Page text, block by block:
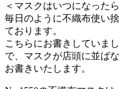
＜マスクはいつになった
毎日のように不織布使い
ております。
こちらにお書きしていま
で、マスクが店頭に並ば
お書きいたします。